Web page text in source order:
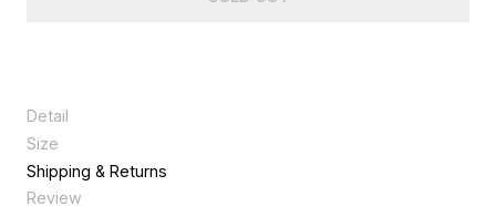
Detail
부드럽고 유연한 터치감과 입체적인 구조가 돋보이는 릿지백 미니 버
전으로, 탈착 가능한 스트랩으로 크로스와 토트 연출이 가능하며 톡톡
한 캔버스 안감으로 실용성을 더했습니다.
Size
Size
세로
Shipping & Returns
Review